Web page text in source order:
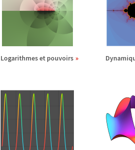
Logarithmes et pouvoirs